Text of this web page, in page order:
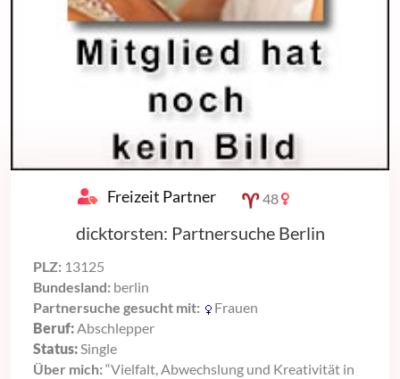
Freizeit Partner 48
dicktorsten: Partnersuche Berlin
PLZ: 13125
Bundesland: berlin
Partnersuche gesucht mit:
Frauen
Beruf:Abschlepper
Status:Single
Über mich: “Vielfalt, Abwechslung und Kreativität in